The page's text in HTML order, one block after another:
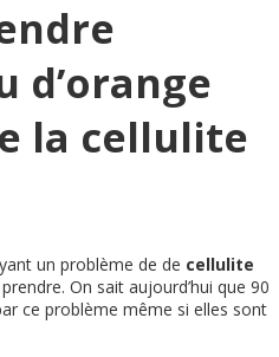
d’orange
la cellulite
un problème de de cellulite
On sait aujourd’hui que 90
ce problème même si elles sont